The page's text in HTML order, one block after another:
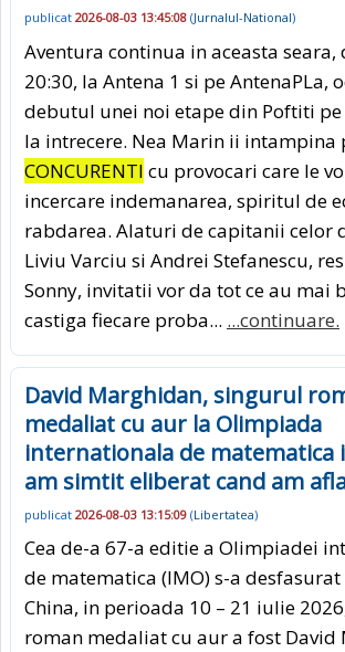
publicat 2026-08-03 13:45:08 (Jurnalul-National)
Aventura continua in aceasta seara,
20:30, la Antena 1 si pe AntenaPLa,
debutul unei noi etape din Poftiti
la intrecere. Nea Marin ii intampina
CONCURENTI cu provocari care le
incercare indemanarea, spiritul de
rabdarea. Alaturi de capitanii celor
Liviu Varciu si Andrei Stefanescu,
Sonny, invitatii vor da tot ce au mai
castiga fiecare proba... ...continuare.
David Marghidan, singurul
medaliat cu aur la Olimpiada
internationala de matematica
am simtit eliberat cand am
publicat 2026-08-03 13:15:09 (Libertatea)
Cea de-a 67-a editie a Olimpiadei
de matematica (IMO) s-a desfasurat
China, in perioada 10 – 21 iulie
roman medaliat cu aur a fost David